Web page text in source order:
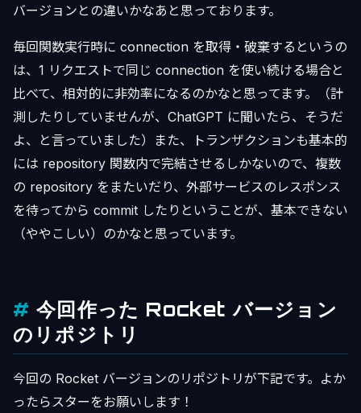
バージョンとの違いかなあと思っております。
毎回関数実行時に connection を取得・破棄するというの
は、1 リクエストで同じ connection を使い続ける場合と
比べて、相対的に非効率になるのかなと思ってます。（計
測したりしていませんが、ChatGPT に聞いたら、そうだ
よ、と言っていました）また、トランザクションも基本的
には repository 関数内で完結させるしかないので、複数
の repository をまたいだり、外部サービスのレスポンス
を待ってから commit したりということが、基本できない
（ややこしい）のかなと思っています。
今回作った Rocket バージョン
のリポジトリ
今回の Rocket バージョンのリポジトリが下記です。よか
ったらスターをお願いします！